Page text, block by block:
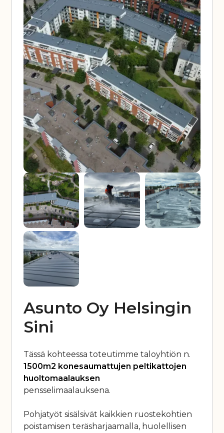
Asunto Oy Helsingin
Sini
Tässä kohteessa toteutimme taloyhtiön n.
1500m2 konesaumattujen peltikattojen
huoltomaalauksen
pensselimaalauksena.
Pohjatyöt sisälsivät kaikkien ruostekohtien
poistamisen teräsharjaamalla, huolellisen